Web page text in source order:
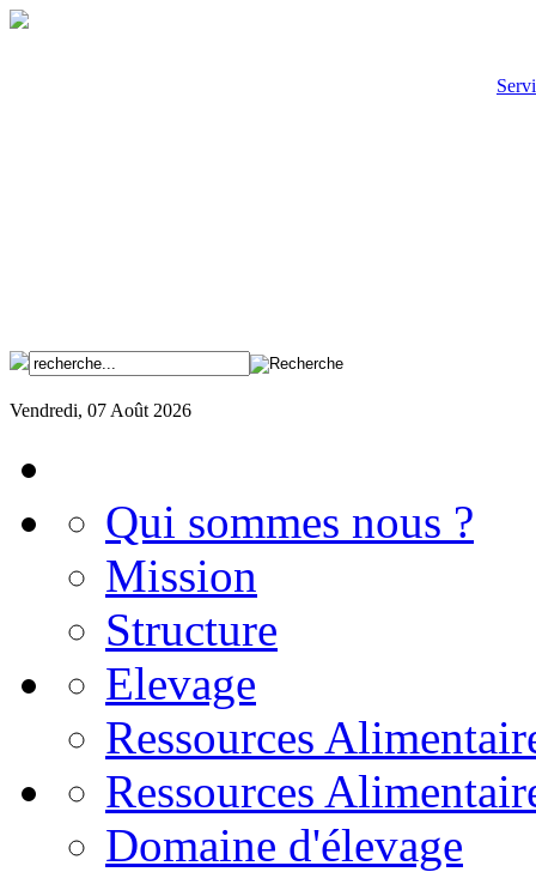
Vendredi, 07 Août 2026
Qui sommes nous ?
Mission
Structure
Elevage
Ressources
Ressources
Domaine d'élevage